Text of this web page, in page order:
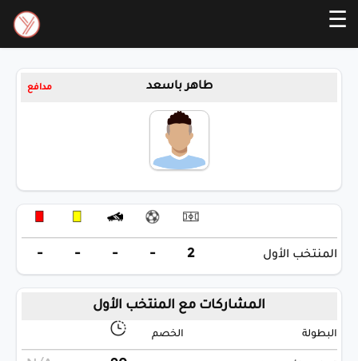
☰
طاهر باسعد مدافع
المنتخب الأول 2
-
-
-
-
المشاركات مع المنتخب الأول
البطولة الخصم